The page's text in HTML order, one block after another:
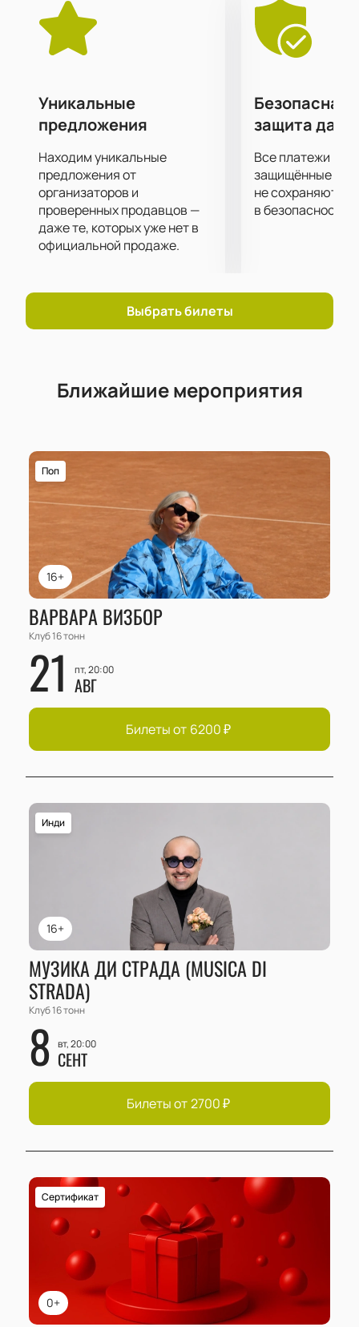
Совместное выступление с бэндом обещает быть
насыщенным и динамичным, даря зрителям
возможность насладиться живым звуком и
Для тех, кто хочет посетить концерт Михаила
Бублика в клубе «16 тонн», покупка билетов
доступна онлайн. Это удобный и надежный способ
обеспечить себе место на этом музыкальном
событии.Купить билеты на концерт Михаила
Бублика в клубе «16 тонн»
можно на нашем сайте.
Уникальные
предложения
Находим уникальные
предложения от
организаторов и
проверенных продавцов —
даже те, которых уже нет в
официальной продаже.
Безопасная
защита
Все платежи
защищённые
не сохраняются
в безопасности.
Выбрать билеты
Ближайшие мероприятия
16+
Поп
ВАРВАРА ВИЗБОР
Клуб 16 тонн
21 пт, 20:00
АВГ
Билеты от 6200₽
16+
Инди
МУЗИКА ДИ СТРАДА (MUSICA DI
STRADA)
Клуб 16 тонн
8 вт, 20:00
СЕНТ
Билеты от 2700₽
0+
Сертификат